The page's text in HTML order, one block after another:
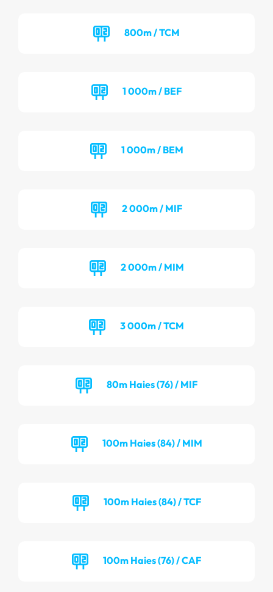
800m / TCM
1 000m / BEF
1 000m / BEM
2 000m / MIF
2 000m / MIM
3 000m / TCM
80m Haies (76) / MIF
100m Haies (84) / MIM
100m Haies (84) / TCF
100m Haies (76) / CAF